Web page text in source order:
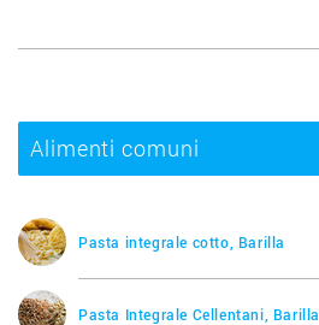
Alimenti comuni
Pasta integrale cotto, Barilla
Pasta Integrale Cellentani, Barilla